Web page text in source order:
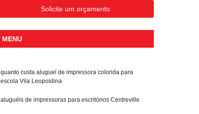
Solicite um orçamento
MENU
quanto custa aluguel de impressora colorida para
escola Vila Leopoldina
aluguéis de impressoras para escritórios Centreville